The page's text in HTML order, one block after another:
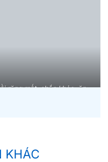
răng mất, chắc khỏe, ăn
KHÁC